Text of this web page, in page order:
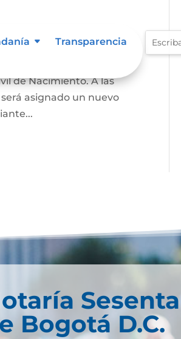
Transparencia
en el
de Nacimiento. A las
asignado un nuevo
Bogotá D.C.